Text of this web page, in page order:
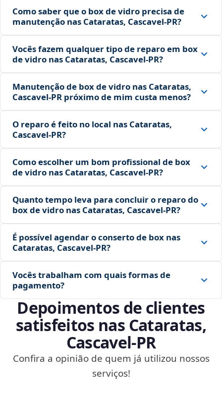
Como saber que o box de vidro precisa de
manutenção nas Cataratas, Cascavel‑PR?
Vocês fazem qualquer tipo de reparo em box
de vidro nas Cataratas, Cascavel‑PR?
Manutenção de box de vidro nas Cataratas,
Cascavel‑PR próximo de mim custa menos?
O reparo é feito no local nas Cataratas,
Cascavel‑PR?
Como escolher um bom profissional de box
de vidro nas Cataratas, Cascavel‑PR?
Quanto tempo leva para concluir o reparo do
box de vidro nas Cataratas, Cascavel‑PR?
É possível agendar o conserto de box nas
Cataratas, Cascavel‑PR?
Vocês trabalham com quais formas de
pagamento?
Depoimentos de clientes
satisfeitos nas Cataratas,
Cascavel‑PR
Confira a opinião de quem já utilizou nossos
serviços!